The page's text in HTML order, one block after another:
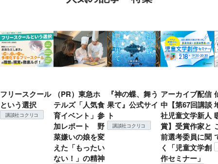
フリースクール
という選択
講談社コクリコ
（PR）東急ホ
テルズ「人気食
育イベント」参
加レポート 野
菜嫌いの娘を変
えた「もったい
ない！」の精神
『神の蝶、舞う
果て』公式サイ
ト
講談社コクリコ
アーカイブ配信
中【第67回講談
社児童文学新人
賞】受賞作家と
前選考委員に聞
く「児童文学創
作セミナー」